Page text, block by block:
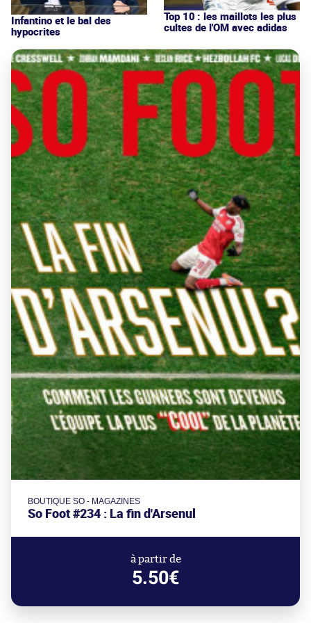
Infantino et le bal des
hypocrites
Top 10 : les maillots les plus
cultes de l'OM avec adidas
BOUTIQUE SO - MAGAZINES
So Foot #234 : La fin d'Arsenul
à partir de
5.50€